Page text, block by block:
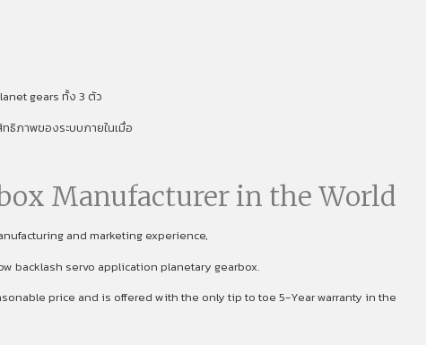
gears ทั้ง 3 ตัว
ธิภาพของระบบภายในเมื่อ
Manufacturer in the World
and marketing experience,
backlash servo application planetary gearbox.
price and is offered with the only tip to toe 5-Year warranty in the